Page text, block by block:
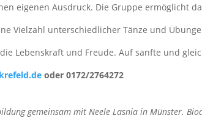
eigenen Ausdruck. Die Gruppe ermöglicht
Vielzahl unterschiedlicher Tänze und
Lebenskraft und Freude. Auf sanfte und
oder 0172/2764272
gemeinsam mit Neele Lasnia in Münster.